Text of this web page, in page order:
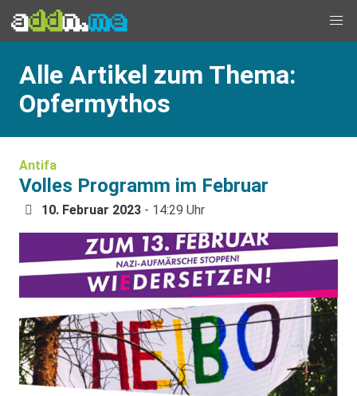
Alle Artikel zum Thema:
Opfermythos
Antifa
Volles Programm im Februar
10. Februar 2023 - 14:29 Uhr